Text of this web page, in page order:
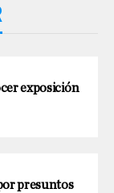
exposición
presuntos